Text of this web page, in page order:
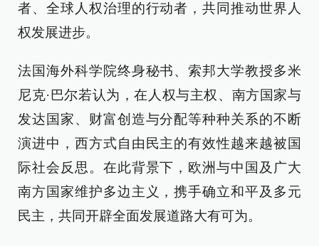
者、全球人权治理的行动者，共同推动世界人
权发展进步。
法国海外科学院终身秘书、索邦大学教授多米
尼克·巴尔若认为，在人权与主权、南方国家与
发达国家、财富创造与分配等种种关系的不断
演进中，西方式自由民主的有效性越来越被国
际社会反思。在此背景下，欧洲与中国及广大
南方国家维护多边主义，携手确立和平及多元
民主，共同开辟全面发展道路大有可为。